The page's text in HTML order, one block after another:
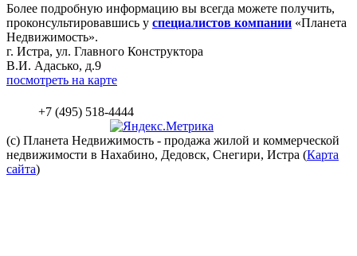
Более подробную информацию вы всегда можете получить,
проконсультировавшись у специалистов компании «Планета
Недвижимость».
г. Истра, ул. Главного Конструктора
В.И. Адасько, д.9
посмотреть на карте
+7 (495) 518-4444
(c) Планета Недвижимость - продажа жилой и коммерческой
недвижимости в Нахабино, Дедовск, Снегири, Истра (Карта
сайта)